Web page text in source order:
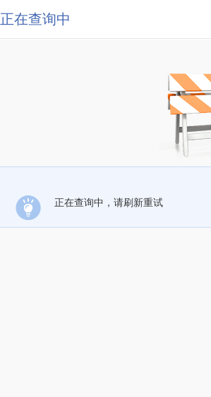
正在查询中
正在查询中，请刷新重试